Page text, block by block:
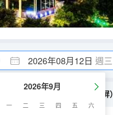
2026年08月12日 週三
2026年9月
一 二 三 四 五
六
泡澡浴缸+堅果 N1 投影+可投屏）